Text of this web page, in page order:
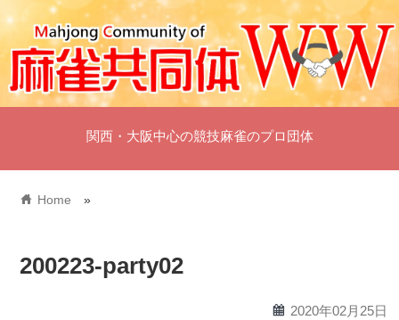
関西・大阪中心の競技麻雀のプロ団体
home Home »
200223-party02
calendar 2020年02月25日